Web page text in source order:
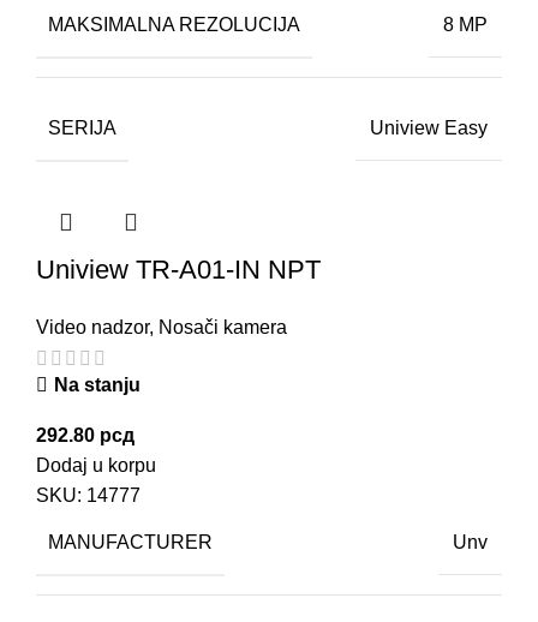
MAKSIMALNA REZOLUCIJA 8 MP
SERIJA Uniview Easy
Uniview TR-A01-IN NPT
Video nadzor, Nosači kamera
Na stanju
292.80 рсд
Dodaj u korpu
SKU: 14777
MANUFACTURER Unv